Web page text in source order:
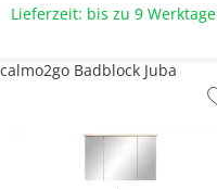
Lieferzeit: bis zu 9 Werktage
calmo2go Badblock Juba